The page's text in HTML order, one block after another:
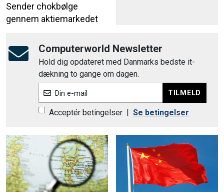
Sender chokbølge
gennem aktiemarkedet
Computerworld Newsletter
Hold dig opdateret med Danmarks bedste it-
dækning to gange om dagen.
Din e-mail TILMELD
Acceptér betingelser | Se betingelser